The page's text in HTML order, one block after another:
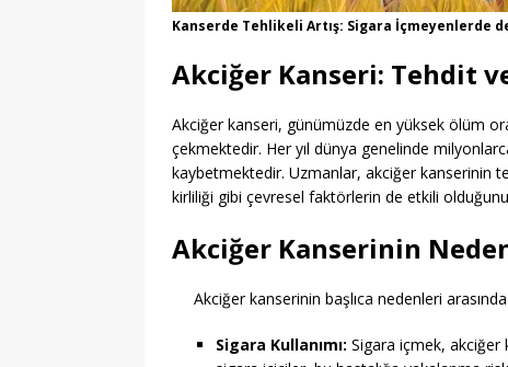
Kanserde Tehlikeli Artış: Sigara İçmeyenlerde
Akciğer Kanseri: Tehdit
Akciğer kanseri, günümüzde en yüksek ölüm
çekmektedir. Her yıl dünya genelinde
kaybetmektedir. Uzmanlar, akciğer kanserinin
kirliliği gibi çevresel faktörlerin de etkili
Akciğer Kanserinin
Akciğer kanserinin başlıca nedenleri
Sigara Kullanımı: Sigara içmek, akciğer